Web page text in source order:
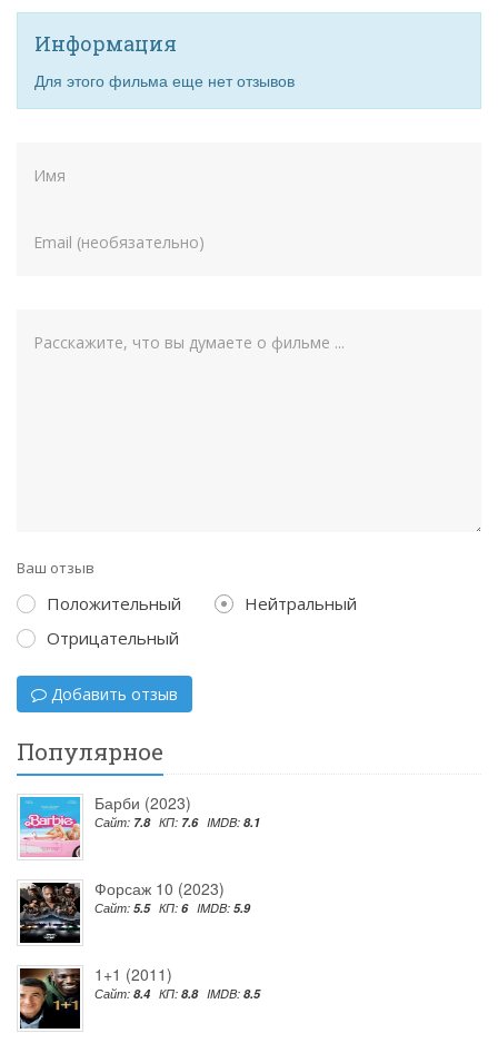
Информация
Для этого фильма еще нет отзывов
Ваш отзыв
Положительный
Нейтральный
Отрицательный
Добавить отзыв
Популярное
Барби (2023)
Сайт: 7.8 КП: 7.6 IMDB: 8.1
Форсаж 10 (2023)
Сайт: 5.5 КП: 6 IMDB: 5.9
1+1 (2011)
Сайт: 8.4 КП: 8.8 IMDB: 8.5